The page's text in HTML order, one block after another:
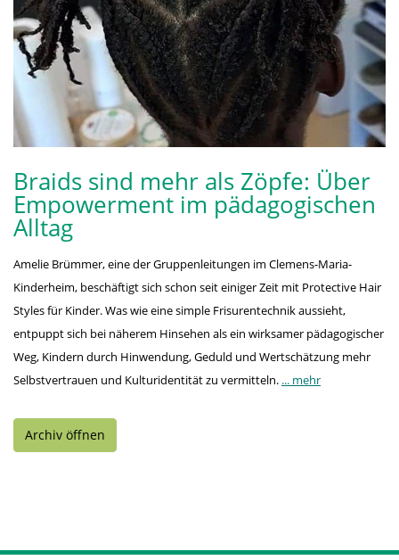
Braids sind mehr als Zöpfe: Über
Empowerment im pädagogischen
Alltag
Amelie Brümmer, eine der Gruppenleitungen im Clemens-Maria-
Kinderheim, beschäftigt sich schon seit einiger Zeit mit Protective Hair
Styles für Kinder. Was wie eine simple Frisurentechnik aussieht,
entpuppt sich bei näherem Hinsehen als ein wirksamer pädagogischer
Weg, Kindern durch Hinwendung, Geduld und Wertschätzung mehr
Selbstvertrauen und Kulturidentität zu vermitteln. ... mehr
Archiv öffnen